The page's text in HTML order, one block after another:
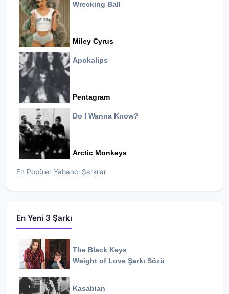
Wrecking Ball
Miley Cyrus
Apokalips
Pentagram
Do I Wanna Know?
Arctic Monkeys
En Popüler Yabancı Şarkılar
En Yeni 3 Şarkı
The Black Keys
Weight of Love Şarkı Sözü
Kasabian